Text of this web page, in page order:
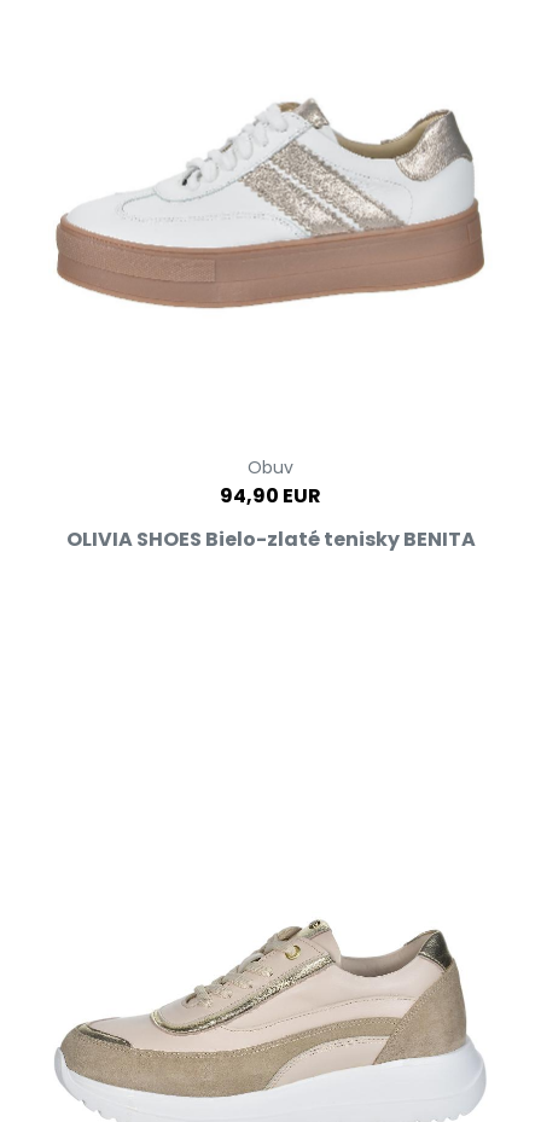
Obuv
94,90 EUR
OLIVIA SHOES Bielo-zlaté tenisky BENITA